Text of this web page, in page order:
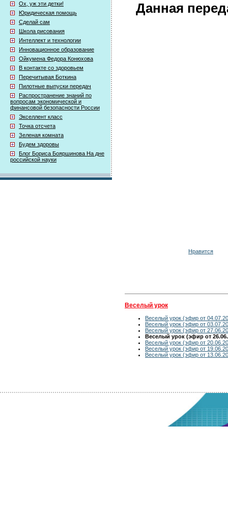
Ох, уж эти детки!
Юридическая помощь
Сделай сам
Школа рисования
Интеллект и технологии
Инновационное образование
Ойкумена Федора Конюхова
В контакте со здоровьем
Перечитывая Боткина
Пилотные выпуски передач
Распространение знаний по
вопросам экономической и
финансовой безопасности России
Экселлент класс
Точка отсчета
Зеленая комната
Будем здоровы
Блог Бориса Бояршинова На дне
российской науки
Данная
Нравится
Веселый урок
Веселый урок (эфир от
Веселый урок (эфир от
Веселый урок (эфир от
Веселый урок (эфир от
Веселый урок (эфир от
Веселый урок (эфир от
Веселый урок (эфир от